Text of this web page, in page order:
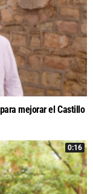
mejorar el Castillo
0:16